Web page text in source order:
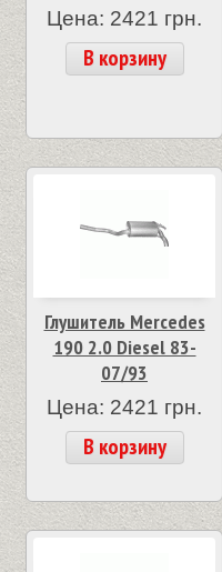
Цена: 2421 грн.
В корзину
Глушитель Mercedes
190 2.0 Diesel 83-
07/93
Цена: 2421 грн.
В корзину